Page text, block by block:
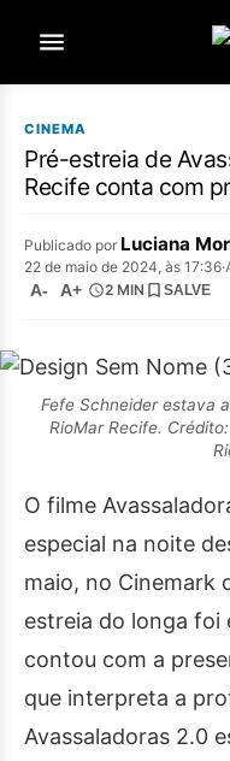
CINEMA
Pré-estreia de
Recife conta com
Publicado por Luciana
22 de maio de 2024, às 17:36·
A- A+ 2 MIN SALVE
Fefe Schneider estava
RioMar Recife.
O filme
especial na noite
maio, no Cinemark
estreia do longa foi
contou com a
que interpreta a
Avassaladoras 2.0